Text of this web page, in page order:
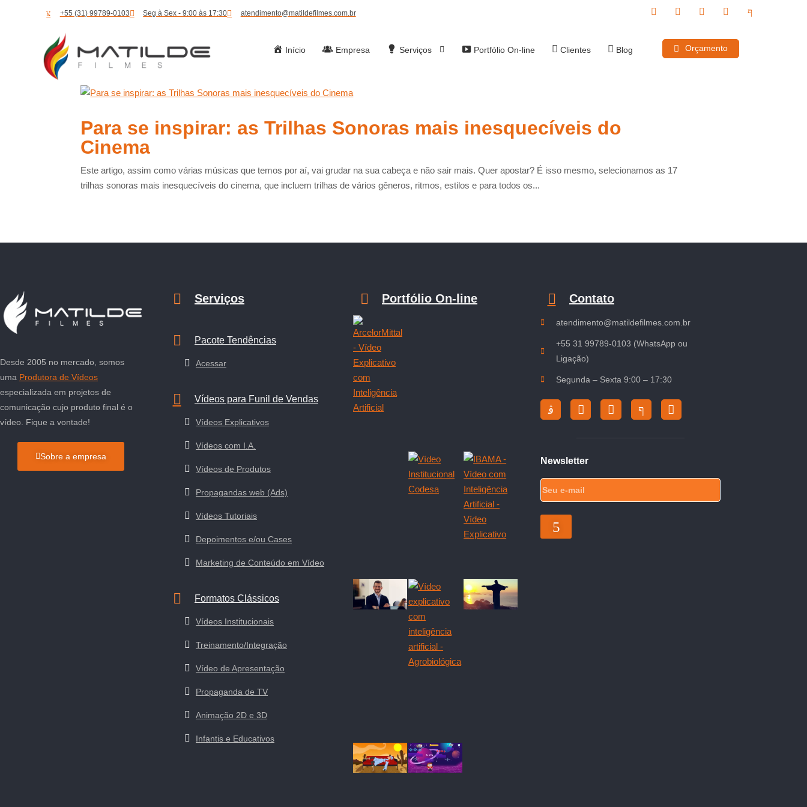
+55 (31) 99789-0103 Seg à Sex - 9:00 às 17:30 atendimento@matildefilmes.com.br
Início Empresa Serviços Portfólio On-line Clientes Blog Orçamento
Para se inspirar: as Trilhas Sonoras mais inesquecíveis do
Cinema
Este artigo, assim como várias músicas que temos por aí, vai grudar na sua cabeça e não sair mais. Quer apostar? É isso mesmo, selecionamos as 17
trilhas sonoras mais inesquecíveis do cinema, que incluem trilhas de vários gêneros, ritmos, estilos e para todos os...
Desde 2005 no mercado, somos
uma Produtora de Vídeos
especializada em projetos de
comunicação cujo produto final é o
vídeo. Fique a vontade!
Sobre a empresa
Serviços
Pacote Tendências
Acessar
Vídeos para Funil de Vendas
Vídeos Explicativos
Vídeos com I.A.
Vídeos de Produtos
Propagandas web (Ads)
Vídeos Tutoriais
Depoimentos e/ou Cases
Marketing de Conteúdo em Vídeo
Formatos Clássicos
Vídeos Institucionais
Treinamento/Integração
Vídeo de Apresentação
Propaganda de TV
Animação 2D e 3D
Infantis e Educativos
Portfólio On-line Contato
atendimento@matildefilmes.com.br
+55 31 99789-0103 (WhatsApp ou
Ligação)
Segunda – Sexta 9:00 – 17:30
Newsletter